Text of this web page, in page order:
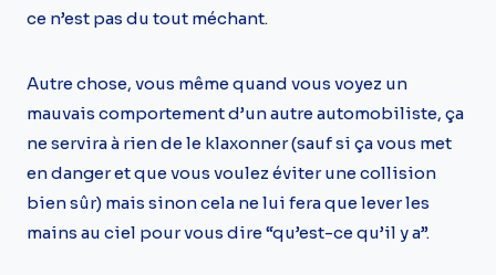
ce n’est pas du tout méchant.
Autre chose, vous même quand vous voyez un
mauvais comportement d’un autre automobiliste, ça
ne servira à rien de le klaxonner (sauf si ça vous met
en danger et que vous voulez éviter une collision
bien sûr) mais sinon cela ne lui fera que lever les
mains au ciel pour vous dire “qu’est-ce qu’il y a”.